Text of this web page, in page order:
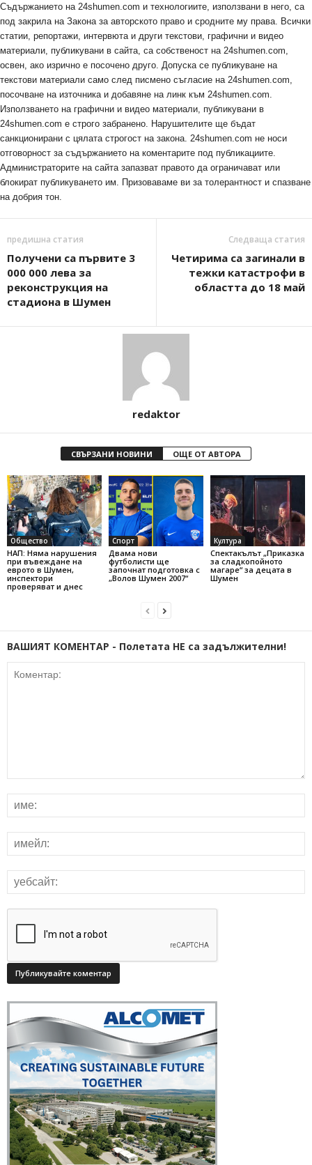
Съдържанието на 24shumen.com и технологиите, използвани в него, са
под закрила на Закона за авторското право и сродните му права. Всички
статии, репортажи, интервюта и други текстови, графични и видео
материали, публикувани в сайта, са собственост на 24shumen.com,
освен, ако изрично е посочено друго. Допуска се публикуване на
текстови материали само след писмено съгласие на 24shumen.com,
посочване на източника и добавяне на линк към 24shumen.com.
Използването на графични и видео материали, публикувани в
24shumen.com е строго забранено. Нарушителите ще бъдат
санкционирани с цялата строгост на закона. 24shumen.com не носи
отговорност за съдържанието на коментарите под публикациите.
Администраторите на сайта запазват правото да ограничават или
блокират публикуването им. Призоваваме ви за толерантност и спазване
на добрия тон.
предишна статия
Получени са първите 3
000 000 лева за
реконструкция на
стадиона в Шумен
Следваща статия
Четирима са загинали в
тежки катастрофи в
областта до 18 май
redaktor
СВЪРЗАНИ НОВИНИ ОЩЕ ОТ АВТОРА
Общество
НАП: Няма нарушения
при въвеждане на
еврото в Шумен,
инспектори
проверяват и днес
Спорт
Двама нови
футболисти ще
започнат подготовка с
„Волов Шумен 2007“
Култура
Спектакълът „Приказка
за сладкопойното
магаре“ за децата в
Шумен
ВАШИЯТ КОМЕНТАР - Полетата НЕ са задължителни!